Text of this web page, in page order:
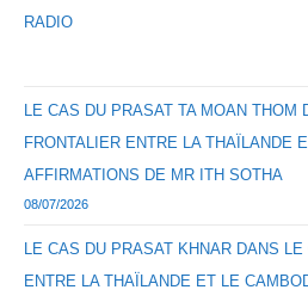
RADIO
LE CAS DU PRASAT TA MOAN THOM
FRONTALIER ENTRE LA THAÏLANDE
AFFIRMATIONS DE MR ITH SOTHA
08/07/2026
LE CAS DU PRASAT KHNAR DANS
ENTRE LA THAÏLANDE ET LE